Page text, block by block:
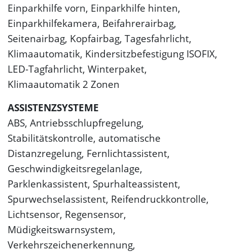
Einparkhilfe vorn, Einparkhilfe hinten,
Einparkhilfekamera, Beifahrerairbag,
Seitenairbag, Kopfairbag, Tagesfahrlicht,
Klimaautomatik, Kindersitzbefestigung ISOFIX,
LED-Tagfahrlicht, Winterpaket,
Klimaautomatik 2 Zonen
ASSISTENZSYSTEME
ABS, Antriebsschlupfregelung,
Stabilitätskontrolle, automatische
Distanzregelung, Fernlichtassistent,
Geschwindigkeitsregelanlage,
Parklenkassistent, Spurhalteassistent,
Spurwechselassistent, Reifendruckkontrolle,
Lichtsensor, Regensensor,
Müdigkeitswarnsystem,
Verkehrszeichenerkennung,